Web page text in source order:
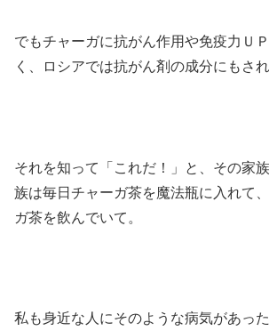
でもチャーガに抗がん作用や免疫力Ｕ
く、ロシアでは抗がん剤の成分にもさ
それを知って「これだ！」と、その家
族は毎日チャーガ茶を魔法瓶に入れて
ガ茶を飲んでいて。
私も身近な人にそのような病気があっ